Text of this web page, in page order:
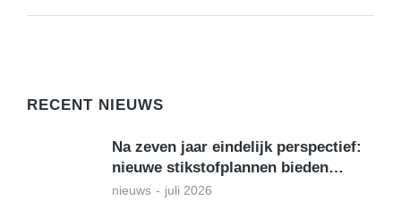
RECENT NIEUWS
Na zeven jaar eindelijk perspectief:
nieuwe stikstofplannen bieden…
nieuws juli 2026